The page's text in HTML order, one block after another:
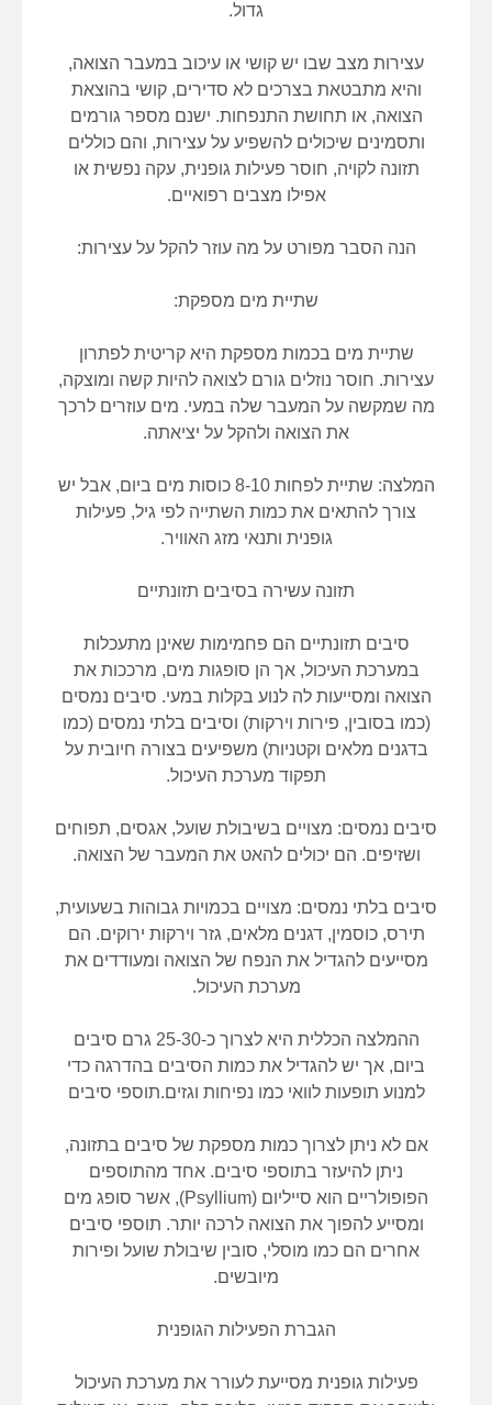
גדול.
עצירות מצב שבו יש קושי או עיכוב במעבר הצואה,
והיא מתבטאת בצרכים לא סדירים, קושי בהוצאת
הצואה, או תחושת התנפחות. ישנם מספר גורמים
ותסמינים שיכולים להשפיע על עצירות, והם כוללים
תזונה לקויה, חוסר פעילות גופנית, עקה נפשית או
אפילו מצבים רפואיים.
הנה הסבר מפורט על מה עוזר להקל על עצירות:
שתיית מים מספקת:
שתיית מים בכמות מספקת היא קריטית לפתרון
עצירות. חוסר נוזלים גורם לצואה להיות קשה ומוצקה,
מה שמקשה על המעבר שלה במעי. מים עוזרים לרכך
את הצואה ולהקל על יציאתה.
המלצה: שתיית לפחות 8-10 כוסות מים ביום, אבל יש
צורך להתאים את כמות השתייה לפי גיל, פעילות
גופנית ותנאי מזג האוויר.
תזונה עשירה בסיבים תזונתיים
סיבים תזונתיים הם פחמימות שאינן מתעכלות
במערכת העיכול, אך הן סופגות מים, מרככות את
הצואה ומסייעות לה לנוע בקלות במעי. סיבים נמסים
(כמו בסובין, פירות וירקות) וסיבים בלתי נמסים (כמו
בדגנים מלאים וקטניות) משפיעים בצורה חיובית על
תפקוד מערכת העיכול.
סיבים נמסים: מצויים בשיבולת שועל, אגסים, תפוחים
ושזיפים. הם יכולים להאט את המעבר של הצואה.
סיבים בלתי נמסים: מצויים בכמויות גבוהות בשעועית,
תירס, כוסמין, דגנים מלאים, גזר וירקות ירוקים. הם
מסייעים להגדיל את הנפח של הצואה ומעודדים את
מערכת העיכול.
ההמלצה הכללית היא לצרוך כ-25-30 גרם סיבים
ביום, אך יש להגדיל את כמות הסיבים בהדרגה כדי
למנוע תופעות לוואי כמו נפיחות וגזים.תוספי סיבים
אם לא ניתן לצרוך כמות מספקת של סיבים בתזונה,
ניתן להיעזר בתוספי סיבים. אחד מהתוספים
הפופולריים הוא סייליום (Psyllium), אשר סופג מים
ומסייע להפוך את הצואה לרכה יותר. תוספי סיבים
אחרים הם כמו מוסלי, סובין שיבולת שועל ופירות
מיובשים.
הגברת הפעילות הגופנית
פעילות גופנית מסייעת לעורר את מערכת העיכול